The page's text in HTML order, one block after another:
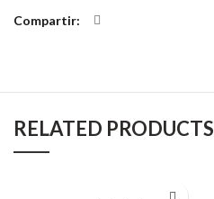
Compartir
RELATED PRODUCTS